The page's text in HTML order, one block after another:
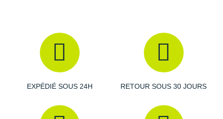
EXPÉDIÉ SOUS 24H RETOUR SOUS 30 JOURS